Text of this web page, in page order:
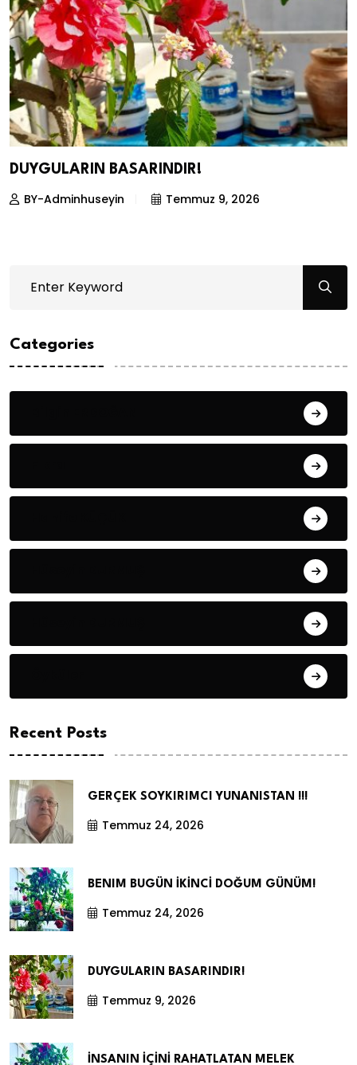
DUYGULARIN BASARINDIR!
BY-Adminhuseyin Temmuz 9, 2026
Categories
Recent Posts
GERÇEK SOYKIRIMCI YUNANISTAN !!!
Temmuz 24, 2026
BENIM BUGÜN İKİNCİ DOĞUM GÜNÜM!
Temmuz 24, 2026
DUYGULARIN BASARINDIR!
Temmuz 9, 2026
İNSANIN İÇİNİ RAHATLATAN MELEK